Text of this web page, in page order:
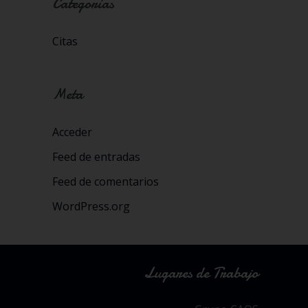
Citas
Meta
Acceder
Feed de entradas
Feed de comentarios
WordPress.org
Lugares de Trabajo